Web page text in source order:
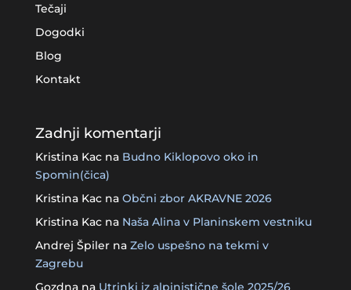
Tečaji
Dogodki
Blog
Kontakt
Zadnji komentarji
Kristina Kacna Budno Kiklopovo oko in
Spomin(čica)
Kristina Kacna Občni zbor AKRAVNE 2026
Kristina Kacna Naša Alina v Planinskem vestniku
Andrej Špilerna Zelo uspešno na tekmi v
Zagrebu
Gozdnana Utrinki iz alpinistične šole 2025/26